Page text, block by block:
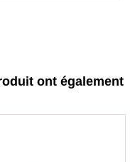
ont également